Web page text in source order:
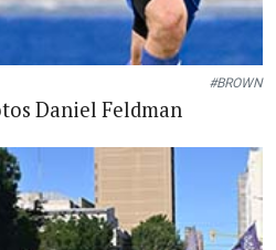
#BROWN
Daniel Feldman